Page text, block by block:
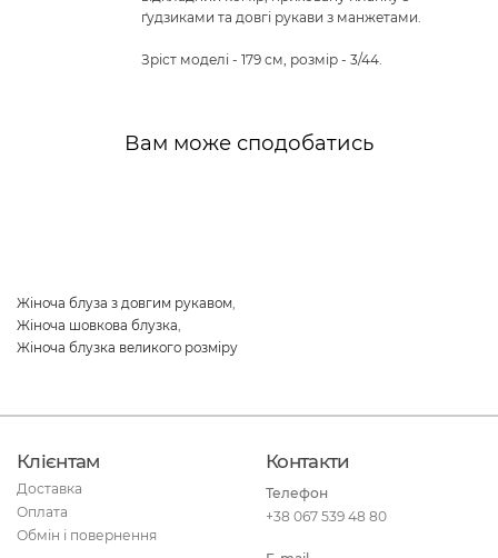
ґудзиками та довгі рукави з манжетами.
Зріст моделі - 179 см, розмір - 3/44.
Вам може сподобатись
Жіноча блуза з довгим рукавом,
Жіноча шовкова блузка,
Жіноча блузка великого розміру
Клієнтам
Доставка
Оплата
Обмін і повернення
Контакти
Телефон
+38 067 539 48 80